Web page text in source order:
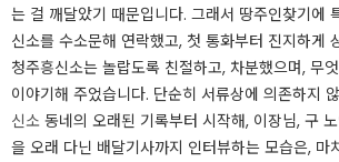
는 걸 깨달았기 때문입니다. ​​그래서 땅주인찾기에
신소를 수소문해 연락했고, 첫 통화부터 진지하게
청주흥신소는 놀랍도록 친절하고, 차분했으며, 무
이야기해 주었습니다. ​단순히 서류상에 의존하지
신소 동네의 오래된 기록부터 시작해, 이장님, 구
을 오래 다닌 배달기사까지 인터뷰하는 모습은, 마